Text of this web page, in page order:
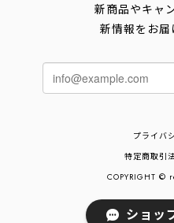
新商品やキャ
新情報をお届
プライバ
特定商取引
COPYRIGHT ©
ショッ